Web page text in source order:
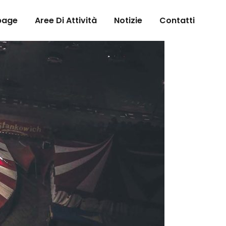
Aree Di Attività Notizie Contatti